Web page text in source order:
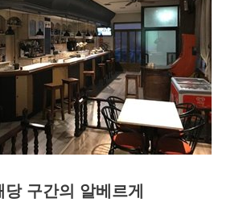
당 구간의 알베르게